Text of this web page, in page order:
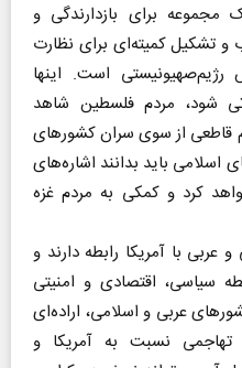
مجموعه برای بازدارندگی و
تشکیل کمیته‌ای برای نظارت
است. اینها
شود، مردم فلسطین شاهد
قاطعی از سوی سران کشورهای
اسلامی باید بدانند اشاره‌های
کرد و کمکی به مردم غزه
عربی با آمریکا رابطه دارند و
سیاسی، اقتصادی و امنیتی
عربی و اسلامی، اراده‌ای
تهاجمی نسبت به آمریکا و